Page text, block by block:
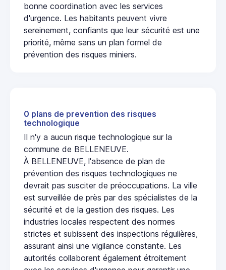
bonne coordination avec les services
d'urgence. Les habitants peuvent vivre
sereinement, confiants que leur sécurité est une
priorité, même sans un plan formel de
prévention des risques miniers.
0 plans de prevention des risques
technologique
Il n'y a aucun risque technologique sur la
commune de BELLENEUVE.
À BELLENEUVE, l'absence de plan de
prévention des risques technologiques ne
devrait pas susciter de préoccupations. La ville
est surveillée de près par des spécialistes de la
sécurité et de la gestion des risques. Les
industries locales respectent des normes
strictes et subissent des inspections régulières,
assurant ainsi une vigilance constante. Les
autorités collaborent également étroitement